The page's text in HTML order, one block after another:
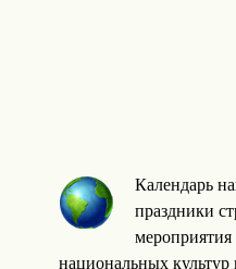
Календарь
праздники
мероприятия
национальных